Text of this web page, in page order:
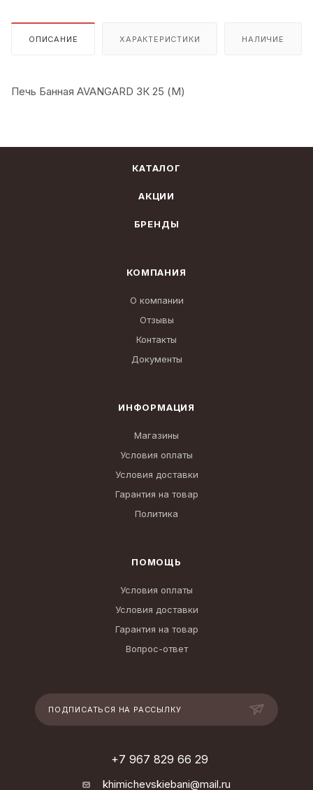
ОПИСАНИЕ ХАРАКТЕРИСТИКИ НАЛИЧИЕ
Печь Банная AVANGARD ЗК 25 (М)
КАТАЛОГ
АКЦИИ
БРЕНДЫ
КОМПАНИЯ
О компании
Отзывы
Контакты
Документы
ИНФОРМАЦИЯ
Магазины
Условия оплаты
Условия доставки
Гарантия на товар
Политика
ПОМОЩЬ
Условия оплаты
Условия доставки
Гарантия на товар
Вопрос-ответ
ПОДПИСАТЬСЯ НА РАССЫЛКУ
+7 967 829 66 29
khimichevskiebani@mail.ru